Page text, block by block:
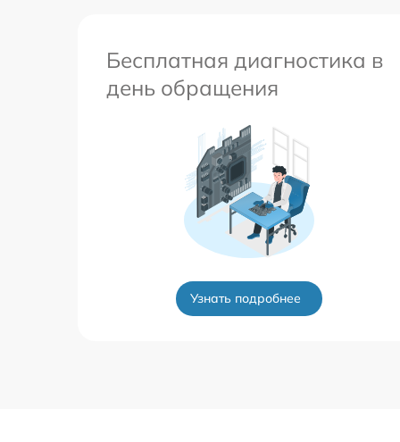
Бесплатная диагностика в
день обращения
Узнать подробнее